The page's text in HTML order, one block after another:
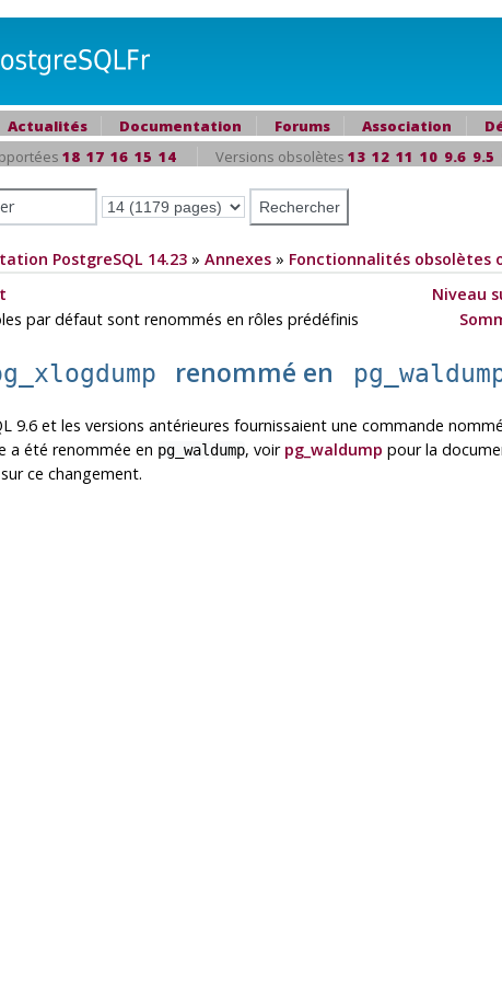
Actualités Documentation Forums Association
18 17 16 15 14 Versions obsolètes 13 12 11 10 9.6 9.5
PostgreSQL 14.23 » Annexes » Fonctionnalités obsolètes
Niveau
par défaut sont renommés en rôles prédéfinis
renommé en
9.6 et les versions antérieures fournissaient une commande
a été renommée en pg_waldump, voir pg_waldump pour la
ce changement.